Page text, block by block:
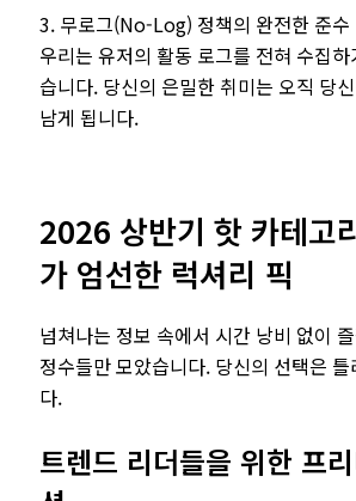
3. 무로그(No-Log) 정책의 완전한 준수
우리는 유저의 활동 로그를 전혀 수집
습니다. 당신의 은밀한 취미는 오직 당
남게 됩니다.
2026 상반기 핫 카테고
가 엄선한 럭셔리 픽
넘쳐나는 정보 속에서 시간 낭비 없이
정수들만 모았습니다. 당신의 선택은
다.
트렌드 리더들을 위한 프